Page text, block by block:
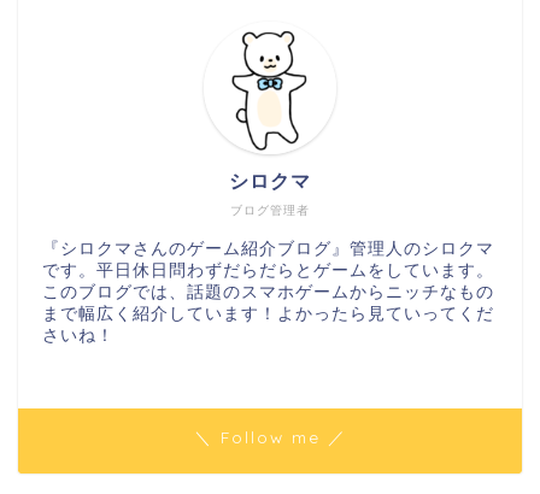
ブログ管理者
シロクマ
『シロクマさんのゲーム紹介ブログ』管理人のシロクマ
です。平日休日問わずだらだらとゲームをしています。
このブログでは、話題のスマホゲームからニッチなもの
まで幅広く紹介しています！よかったら見ていってくだ
さいね！
＼ Follow me ／